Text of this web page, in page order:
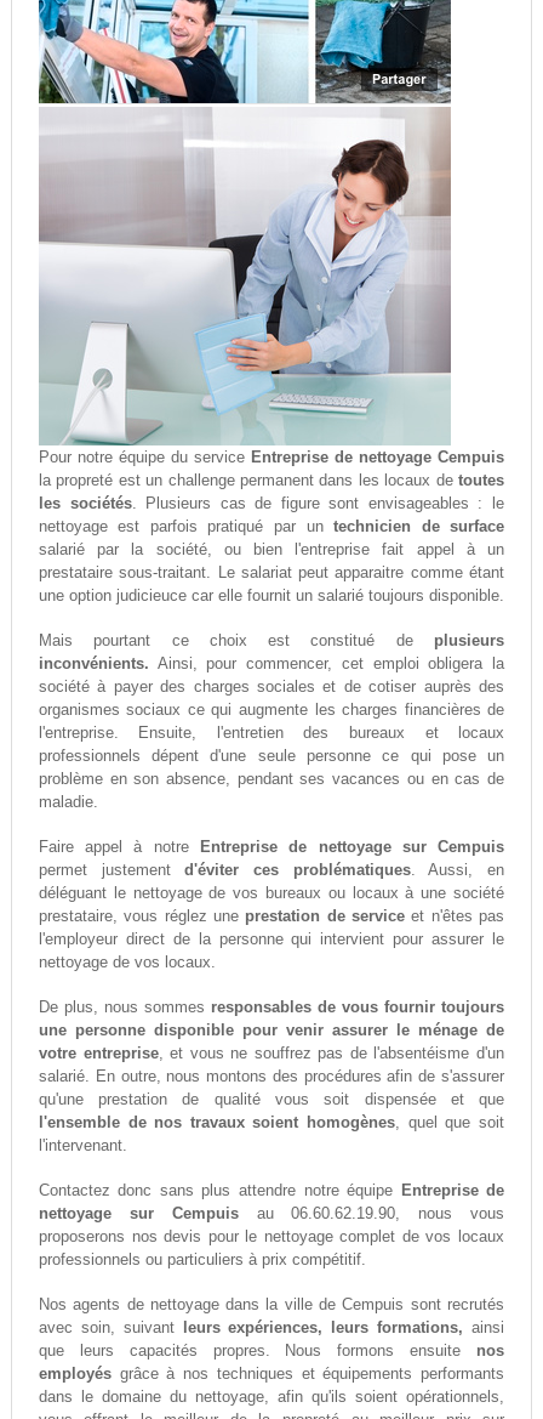
Pour notre équipe du service Entreprise de nettoyage Cempuis
la propreté est un challenge permanent dans les locaux detoutes
les sociétés. Plusieurs cas de figure sont envisageables : le
nettoyage est parfois pratiqué par untechnicien de surface
salarié par la société, ou bien l'entreprise fait appel à un
prestataire sous-traitant. Le salariat peut apparaitre comme étant
une option judicieuce car elle fournit un salarié toujours disponible.
Mais pourtant ce choix est constitué de plusieurs
inconvénients. Ainsi, pour commencer, cet emploi obligera la
société à payer des charges sociales et de cotiser auprès des
organismes sociaux ce qui augmente les charges financières de
l'entreprise. Ensuite, l'entretien des bureaux et locaux
professionnels dépent d'une seule personne ce qui pose un
problème en son absence, pendant ses vacances ou en cas de
maladie.
Faire appel à notre
Entreprise de nettoyage sur Cempuis
permet justementd'éviter ces problématiques. Aussi, en
déléguant le nettoyage de vos bureaux ou locaux à une société
prestataire, vous réglez une prestation de service et n'êtes pas
l'employeur direct de la personne qui intervient pour assurer le
nettoyage de vos locaux.
De plus, nous sommes responsables de vous fournir toujours
une personne disponible pour venir assurer le ménage de
votre entreprise, et vous ne souffrez pas de l'absentéisme d'un
salarié. En outre, nous montons des procédures afin de s'assurer
qu'une prestation de qualité vous soit dispensée et que
l'ensemble de nos travaux soient homogènes, quel que soit
l'intervenant.
Contactez donc sans plus attendre notre équipe Entreprise de
nettoyage sur Cempuisau 06.60.62.19.90, nous vous
proposerons nos devis pour le nettoyage complet de vos locaux
professionnels ou particuliers à prix compétitif.
Nos agents de nettoyage dans la ville de Cempuis sont recrutés
avec soin, suivant
leurs expériences, leurs formations, ainsi
que leurs capacités propres. Nous formons ensuite nos
employésgrâce à nos techniques et équipements performants
dans le domaine du nettoyage, afin qu'ils soient opérationnels,